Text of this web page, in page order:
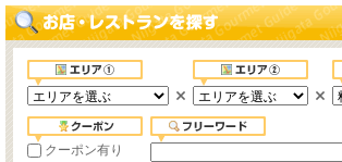
クーポン有り